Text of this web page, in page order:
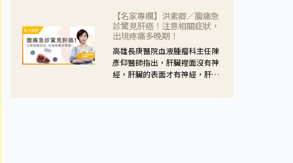
禁」的症狀，長期下來不敢與朋
友往來，低潮陰霾造成憂鬱症。
【名家專欄】洪素卿／腹痛急
診驚見肝癌！注意相關症狀，
出現疼痛多晚期！
高雄長庚醫院血液腫瘤科主任陳
彥仰醫師指出，肝臟裡面沒有神
經，肝臟的表面才有神經，肝臟